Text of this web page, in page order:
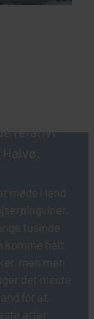
Roald
når de
også
relativt
møde i land
tusinde
komme helt
men man
det meste
for at
arter